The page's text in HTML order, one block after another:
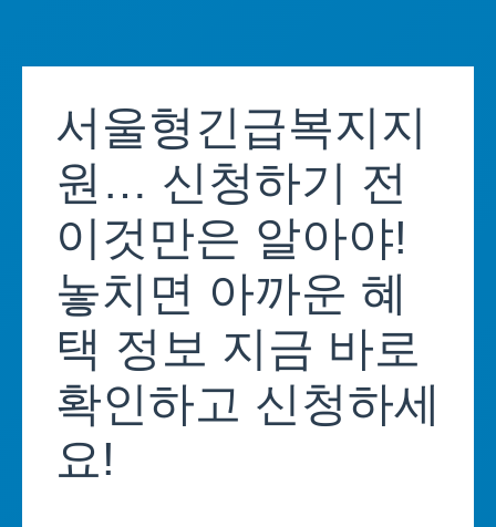
content서울형긴급복지지
원… 신청하기 전
이것만은 알아야!
놓치면 아까운 혜
택 정보 지금 바로
확인하고 신청하세
요!